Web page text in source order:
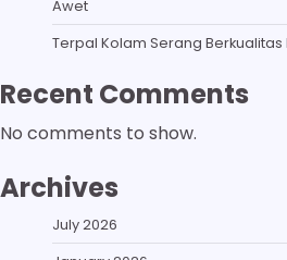
Awet
Terpal Kolam Serang
Recent Comments
No comments to show.
Archives
July 2026